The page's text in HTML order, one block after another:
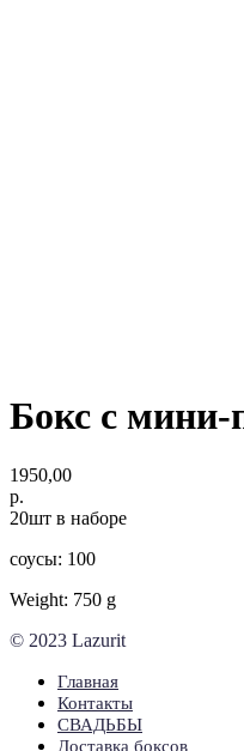
Бокс с
1950,00
р.
20шт в наборе
соусы: 100
Weight: 750 g
© 2023 Lazurit
Главная
Контакты
СВАДЬБЫ
Доставка боксов